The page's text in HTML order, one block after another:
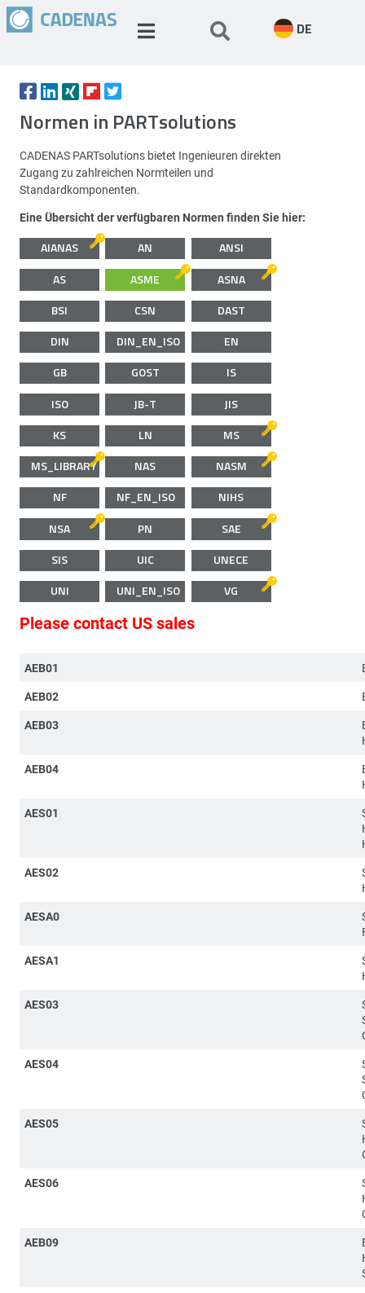
DE
Normen in PARTsolutions
CADENAS PARTsolutions bietet Ingenieuren direkten
Zugang zu zahlreichen Normteilen und
Standardkomponenten.
Eine Übersicht der verfügbaren Normen finden Sie hier:
AIANAS
AN ANSI
AS ASME ASNA
BSI CSN DAST
DIN DIN_EN_ISO EN
GB GOST IS
ISO JB-T JIS
KS LN MS
MS_LIBRARY NAS NASM
NF NF_EN_ISO NIHS
NSA PN SAE
SIS UIC UNECE
UNI UNI_EN_ISO VG
Please contact US sales
AEB01
AEB02
AEB03
AEB04
AES01
AES02
AESA0
AESA1
AES03
AES04
AES05
AES06
AEB09